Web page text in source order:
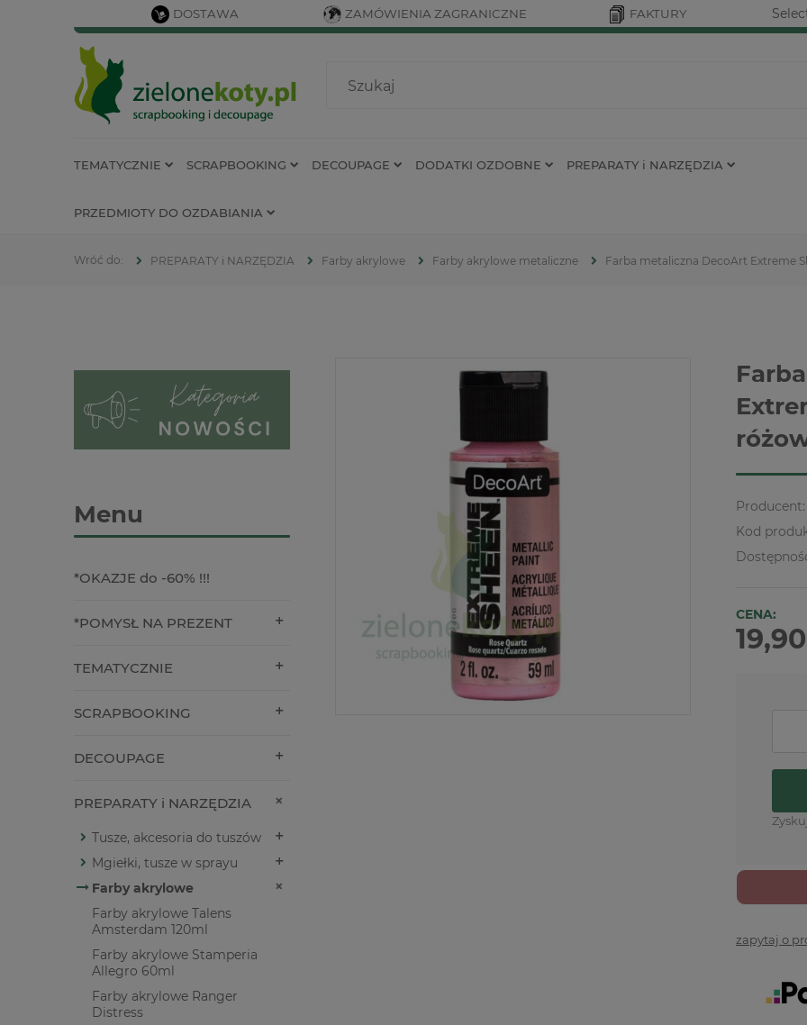
DOSTAWA ZAMÓWIENIA ZAGRANICZNE FAKTURY
TEMATYCZNIE SCRAPBOOKING DECOUPAGE DODATKI OZDOBNE PREPARATY i NARZĘDZIA
PRZEDMIOTY DO OZDABIANIA
PREPARATY i NARZĘDZIA Farby akrylowe Farby akrylowe metaliczne Farba metaliczna DecoArt Extreme
Menu
*OKAZJE do -60% !!!
*POMYSŁ NA PREZENT
TEMATYCZNIE
SCRAPBOOKING
DECOUPAGE
PREPARATY i NARZĘDZIA
Tusze, akcesoria do tuszów
Mgiełki, tusze w sprayu
Farby akrylowe
Farby akrylowe Talens
Amsterdam 120ml
Farby akrylowe Stamperia
Allegro 60ml
Farby akrylowe Ranger
Distress
Producent:
Kod
CENA:
zapytaj o